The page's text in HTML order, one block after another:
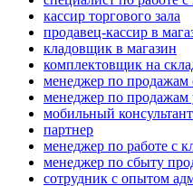
кассир торгового зала
продавец-кассир в
кладовщик в магазин
комплектовщик на
менеджер по продажам
менеджер по продажам
мобильный консультант
партнер
менеджер по работе с
менеджер по сбыту
сотрудник с опытом